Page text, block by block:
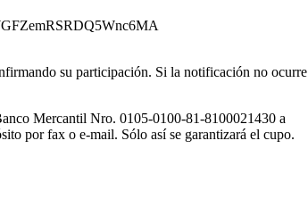
su participación. Si la notificación no ocurre
Mercantil Nro. 0105-0100-81-8100021430 a
por fax o e-mail. Sólo así se garantizará el cupo.